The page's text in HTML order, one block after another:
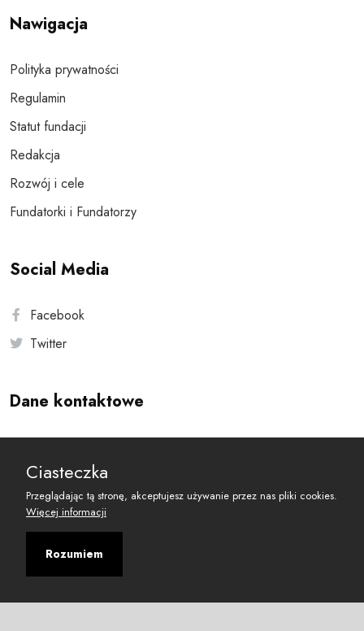
Nawigacja
Polityka prywatności
Regulamin
Statut fundacji
Redakcja
Rozwój i cele
Fundatorki i Fundatorzy
Social Media
Facebook
Twitter
Dane kontaktowe
reset@resetobywatelski.pl
Ciasteczka
Przeglądając tą stronę, akceptujesz używanie przez nas pliki cookies.
Więcej informacji
Rozumiem